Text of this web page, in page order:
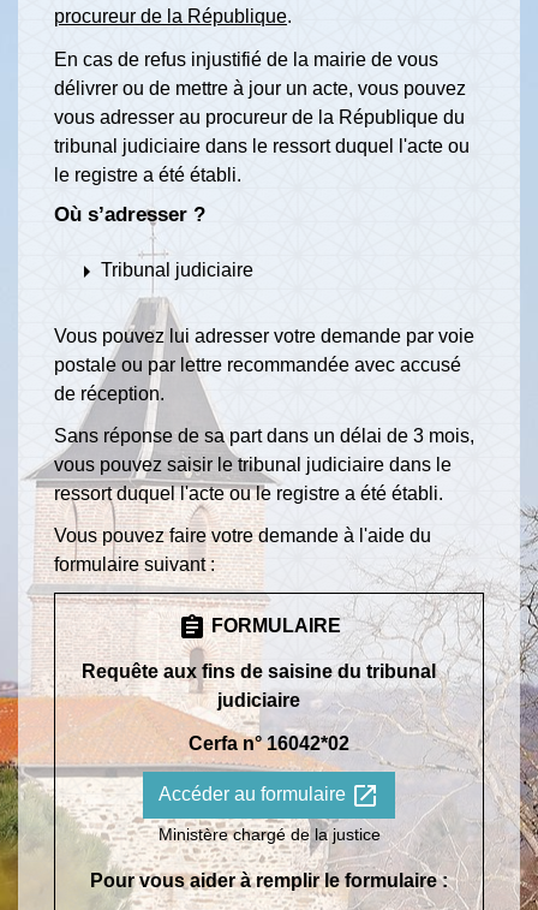
procureur de la République.
En cas de refus injustifié de la mairie de vous
délivrer ou de mettre à jour un acte, vous pouvez
vous adresser au procureur de la République du
tribunal judiciaire dans le ressort duquel l'acte ou
le registre a été établi.
Où s’adresser ?
arrow_right Tribunal judiciaire
Vous pouvez lui adresser votre demande par voie
postale ou par lettre recommandée avec accusé
de réception.
Sans réponse de sa part dans un délai de 3 mois,
vous pouvez saisir le tribunal judiciaire dans le
ressort duquel l'acte ou le registre a été établi.
Vous pouvez faire votre demande à l'aide du
formulaire suivant :
assignment FORMULAIRE
Requête aux fins de saisine du tribunal
judiciaire
Cerfa n° 16042*02
Accéder au formulaire open_in_new
Ministère chargé de la justice
Pour vous aider à remplir le formulaire :